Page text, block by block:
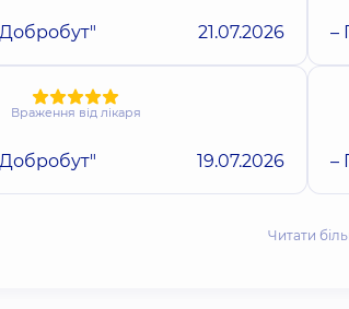
21.07.2026 –
Враження від лікаря
19.07.2026 –
Читати